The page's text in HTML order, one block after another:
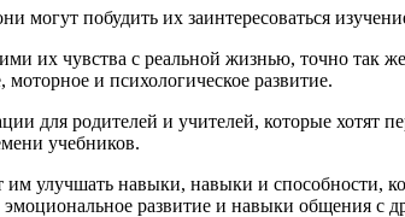
могут побудить их заинтересоваться
их чувства с реальной жизнью, точно так
и психологическое развитие.
родителей и учителей, которые хотят
учебников.
им улучшать навыки, навыки и способности,
развитие и навыки общения с